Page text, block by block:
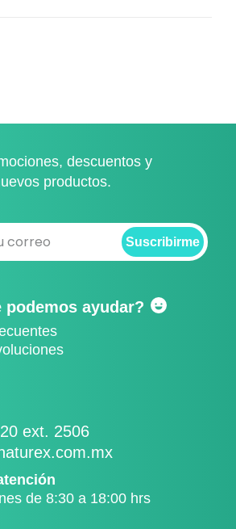
descuentos y
productos.
Suscribirme
podemos ayudar?
ext. 2506
de 8:30 a 18:00 hrs